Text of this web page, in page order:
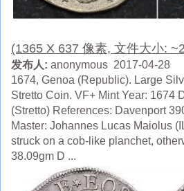
(1365 X 637 像素, 文件大小:
发布人: anonymous 2017-04-28
1674, Genoa (Republic). Large
Stretto Coin. VF+ Mint Year: 1674
(Stretto) References: Davenport
Master: Johannes Lucas Maiolus
struck on a cob-like planchet,
38.09gm D ...